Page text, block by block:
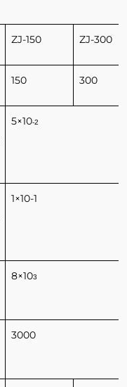
ZJ-150 ZJ-300
150 300
5×10-2
1×10-1
8×103
3000